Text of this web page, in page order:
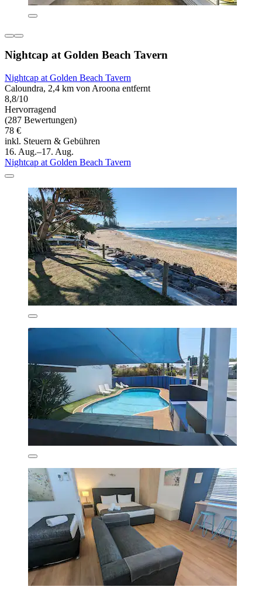
Nightcap at Golden Beach Tavern
Nightcap at Golden Beach Tavern
Caloundra, 2,4 km von Aroona entfernt
8,8/10
Hervorragend
(287 Bewertungen)
78 €
inkl. Steuern & Gebühren
16. Aug.–17. Aug.
Nightcap at Golden Beach Tavern